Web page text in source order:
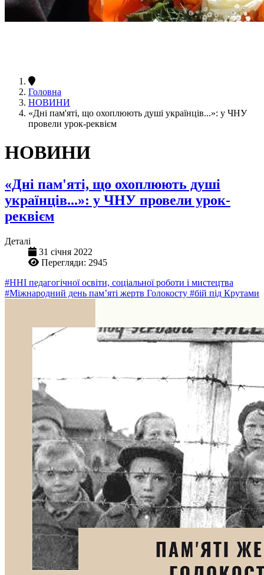
Головна
НОВИНИ
«Дні пам'яті, що охоплюють душі українців...»: у ЧНУ
провели урок-реквієм
НОВИНИ
«Дні пам'яті, що охоплюють душі
українців...»: у ЧНУ провели урок-
реквієм
Деталі
31 січня 2022
Перегляди: 2945
#ННІ педагогічної освіти, соціальної роботи і мистецтва
#Міжнародний день пам’яті жертв Голокосту #бій під Крутами